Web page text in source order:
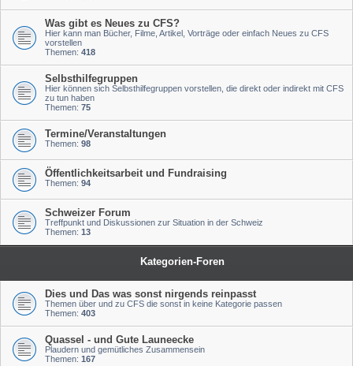
Was gibt es Neues zu CFS?
Hier kann man Bücher, Filme, Artikel, Vorträge oder einfach Neues zu CFS
vorstellen
Themen: 418
Selbsthilfegruppen
Hier können sich Selbsthilfegruppen vorstellen, die direkt oder indirekt mit CFS
zu tun haben
Themen: 75
Termine/Veranstaltungen
Themen: 98
Öffentlichkeitsarbeit und Fundraising
Themen: 94
Schweizer Forum
Treffpunkt und Diskussionen zur Situation in der Schweiz
Themen: 13
Kategorien-Foren
Dies und Das was sonst nirgends reinpasst
Themen über und zu CFS die sonst in keine Kategorie passen
Themen: 403
Quassel - und Gute Launeecke
Plaudern und gemütliches Zusammensein
Themen: 167